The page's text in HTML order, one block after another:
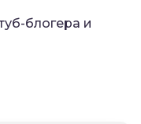
блогера и